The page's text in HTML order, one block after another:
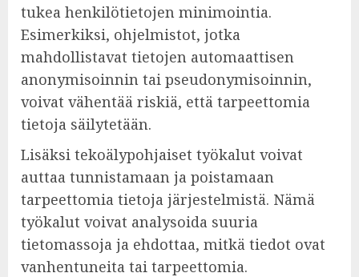
tukea henkilötietojen minimointia.
Esimerkiksi, ohjelmistot, jotka
mahdollistavat tietojen automaattisen
anonymisoinnin tai pseudonymisoinnin,
voivat vähentää riskiä, että tarpeettomia
tietoja säilytetään.
Lisäksi tekoälypohjaiset työkalut voivat
auttaa tunnistamaan ja poistamaan
tarpeettomia tietoja järjestelmistä. Nämä
työkalut voivat analysoida suuria
tietomassoja ja ehdottaa, mitkä tiedot ovat
vanhentuneita tai tarpeettomia.